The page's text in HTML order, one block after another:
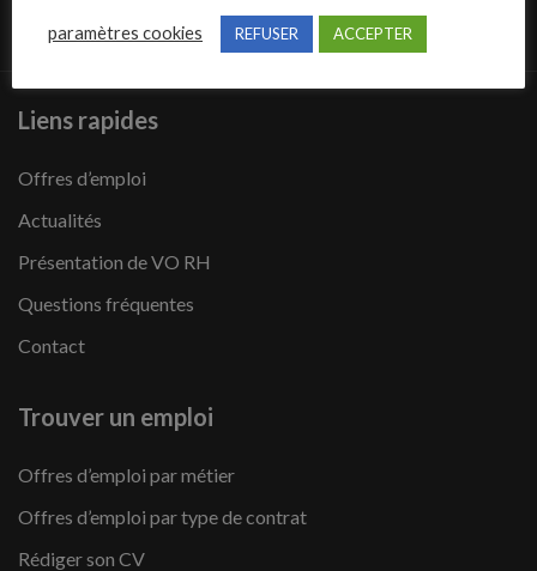
Liens rapides
Offres d’emploi
Actualités
Présentation de VO RH
Questions fréquentes
Contact
Trouver un emploi
Offres d’emploi par métier
Offres d’emploi par type de contrat
Rédiger son CV
paramètres cookies REFUSER ACCEPTER